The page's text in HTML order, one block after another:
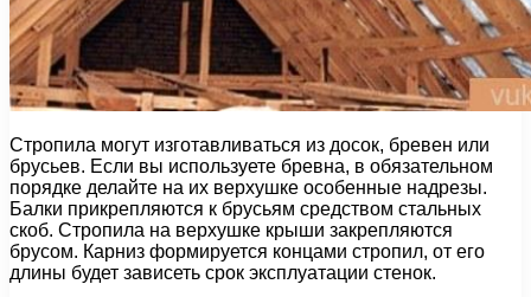
Стропила могут изготавливаться из досок, бревен или
брусьев. Если вы используете бревна, в обязательном
порядке делайте на их верхушке особенные надрезы.
Балки прикрепляются к брусьям средством стальных
скоб. Стропила на верхушке крыши закрепляются
брусом. Карниз формируется концами стропил, от его
длины будет зависеть срок эксплуатации стенок.